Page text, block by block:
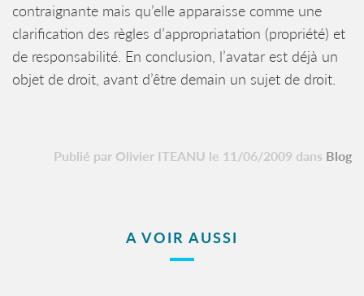
contraignante mais qu’elle apparaisse comme une
clarification des règles d’appropriatation (propriété) et
de responsabilité. En conclusion, l’avatar est déjà un
objet de droit, avant d’être demain un sujet de droit.
Publié par Olivier ITEANU le 11/06/2009 dans Blog
A VOIR AUSSI